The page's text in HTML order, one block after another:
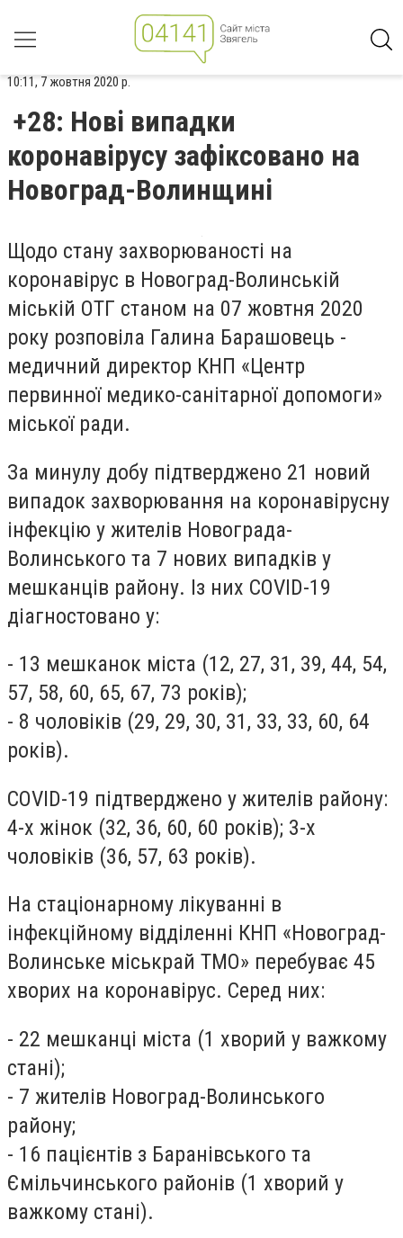
10:11, 7 жовтня 2020 р.
+28: Нові випадки
коронавірусу зафіксовано на
Новоград-Волинщині
Щодо стану захворюваності на
коронавірус в Новоград-Волинській
міській ОТГ станом на 07 жовтня 2020
року розповіла Галина Барашовець -
медичний директор КНП «Центр
первинної медико-санітарної допомоги»
міської ради.
За минулу добу підтверджено 21 новий
випадок захворювання на коронавірусну
інфекцію у жителів Новограда-
Волинського та 7 нових випадків у
мешканців району. Із них COVID-19
діагностовано у:
- 13 мешканок міста (12, 27, 31, 39, 44, 54,
57, 58, 60, 65, 67, 73 років);
- 8 чоловіків (29, 29, 30, 31, 33, 33, 60, 64
років).
COVID-19 підтверджено у жителів району:
4-х жінок (32, 36, 60, 60 років); 3-х
чоловіків (36, 57, 63 років).
На стаціонарному лікуванні в
інфекційному відділенні КНП «Новоград-
Волинське міськрай ТМО» перебуває 45
хворих на коронавірус. Серед них:
- 22 мешканці міста (1 хворий у важкому
стані);
- 7 жителів Новоград-Волинського
району;
- 16 пацієнтів з Баранівського та
Ємільчинського районів (1 хворий у
важкому стані).